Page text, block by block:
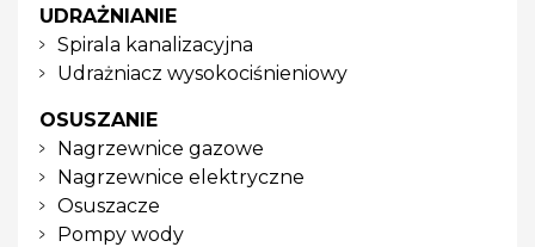
UDRAŻNIANIE
Spirala kanalizacyjna
Udrażniacz wysokociśnieniowy
OSUSZANIE
Nagrzewnice gazowe
Nagrzewnice elektryczne
Osuszacze
Pompy wody